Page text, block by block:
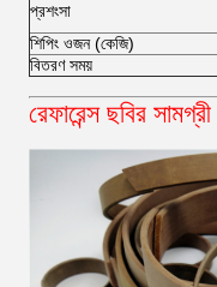
প্রশংসা
শিপিং ওজন (কেজি)
বিতরণ সময়
রেফারেন্স ছবির সামগ্রী